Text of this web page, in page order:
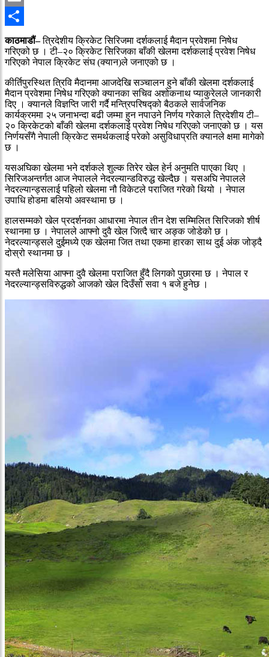
Email
Share
काठमाडौं–त्रिदेशीय क्रिकेट सिरिजमा दर्शकलाई मैदान प्रवेशमा निषेध
गरिएको छ । टी–२० क्रिकेट सिरिजका बाँकी खेलमा दर्शकलाई प्रवेश निषेध
गरिएको नेपाल क्रिकेट संघ (क्यान)ले जनाएको छ ।
कीर्तिपुरस्थित त्रिवि मैदानमा आजदेखि सञ्चालन हुने बाँकी खेलमा दर्शकलाई
मैदान प्रवेशमा निषेध गरिएको क्यानका सचिव अशोकनाथ प्याकुरेलले जानकारी
दिए । क्यानले विज्ञप्ति जारी गर्दै मन्त्रिपरिषद्को बैठकले सार्वजनिक
कार्यक्रममा २५ जनाभन्दा बढी जम्मा हुन नपाउने निर्णय गरेकाले त्रिदेशीय टी–
२० क्रिकेटको बाँकी खेलमा दर्शकलाई प्रवेश निषेध गरिएको जनाएको छ । यस
निर्णयसँगै नेपाली क्रिकेट समर्थकलाई परेको असुविधाप्रति क्यानले क्षमा मागेको
छ ।
यसअघिका खेलमा भने दर्शकले शुल्क तिरेर खेल हेर्न अनुमति पाएका थिए ।
सिरिजअन्तर्गत आज नेपालले नेदरल्यान्डविरुद्ध खेल्दैछ । यसअघि नेपालले
नेदरल्यान्ड्सलाई पहिलो खेलमा नौ विकेटले पराजित गरेको थियो । नेपाल
उपाधि होडमा बलियो अवस्थामा छ ।
हालसम्मको खेल प्रदर्शनका आधारमा नेपाल तीन देश सम्मिलित सिरिजको शीर्ष
स्थानमा छ । नेपालले आफ्नो दुवै खेल जित्दै चार अङ्क जोडेको छ ।
नेदरल्यान्ड्सले दुईमध्ये एक खेलमा जित तथा एकमा हारका साथ दुई अंक जोड्दै
दोस्रो स्थानमा छ ।
यस्तै मलेसिया आफ्ना दुवै खेलमा पराजित हुँदै लिगको पुछारमा छ । नेपाल र
नेदरल्यान्ड्सविरुद्धको आजको खेल दिउँसो सवा १ बजे हुनेछ ।